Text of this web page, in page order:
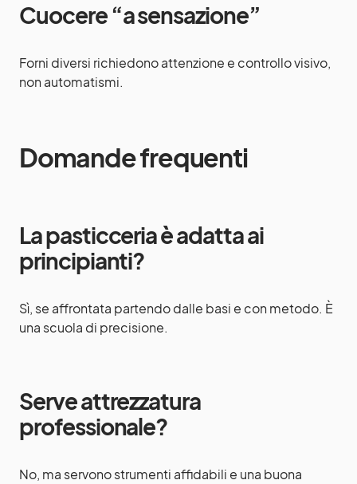
Cuocere “a sensazione”
Forni diversi richiedono attenzione e controllo visivo,
non automatismi.
Domande frequenti
La pasticceria è adatta ai
principianti?
Sì, se affrontata partendo dalle basi e con metodo. È
una scuola di precisione.
Serve attrezzatura
professionale?
No, ma servono strumenti affidabili e una buona